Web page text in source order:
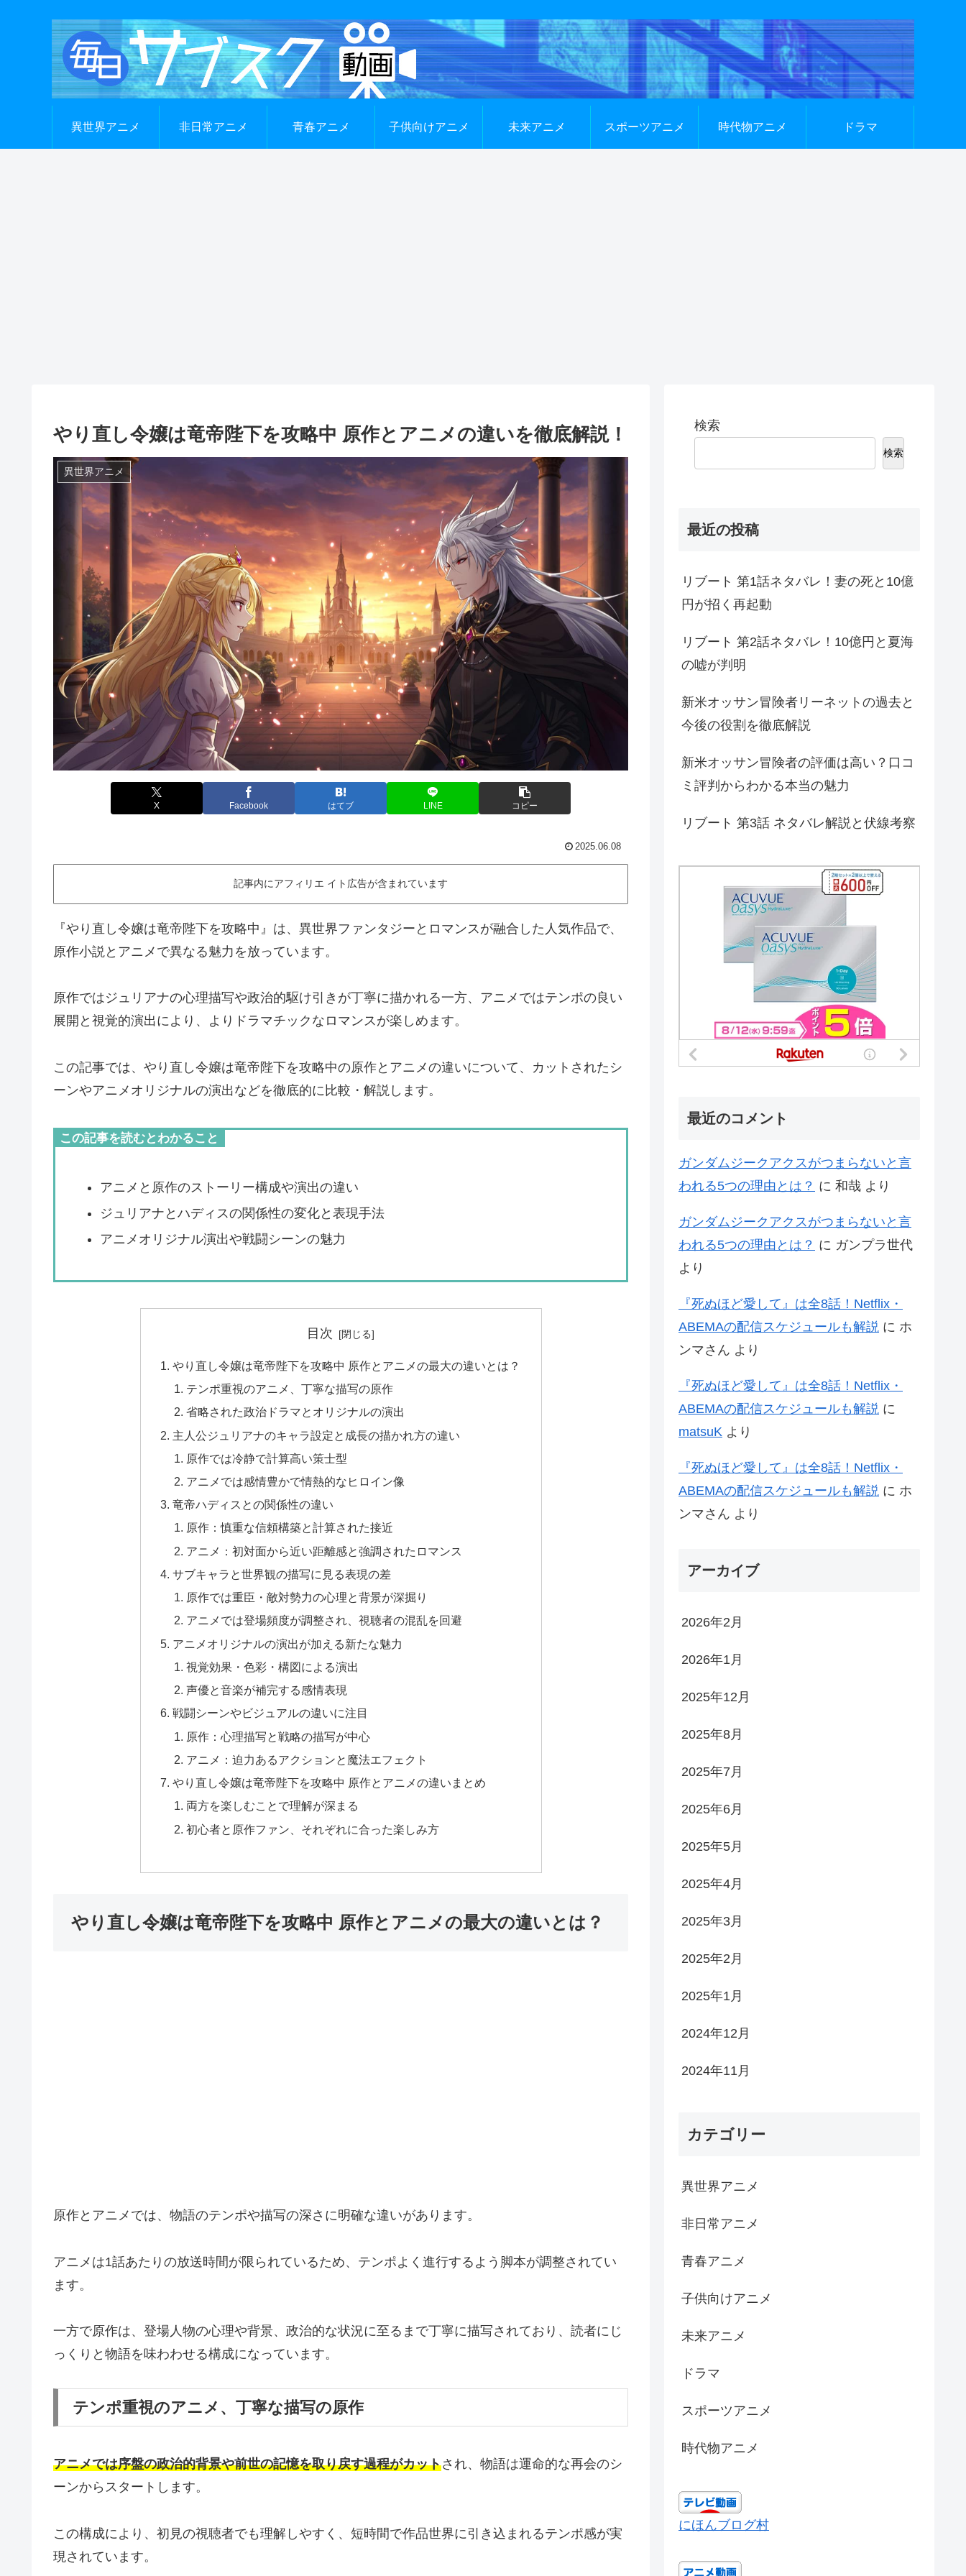
異世界アニメ 非日常アニメ 青春アニメ 子供向けアニメ 未来アニメ スポーツアニメ 時代物アニメ ドラマ
やり直し令嬢は竜帝陛下を攻略中 原作とアニメの違いを徹底解説！
異世界アニメ
X Facebook はてブ LINE コピー
2025.06.08
記事内にアフィリエ イト広告が含まれています
『やり直し令嬢は竜帝陛下を攻略中』は、異世界ファンタジーとロマンスが融合した人気作品で、
原作小説とアニメで異なる魅力を放っています。
原作ではジュリアナの心理描写や政治的駆け引きが丁寧に描かれる一方、アニメではテンポの良い
展開と視覚的演出により、よりドラマチックなロマンスが楽しめます。
この記事では、やり直し令嬢は竜帝陛下を攻略中の原作とアニメの違いについて、カットされたシ
ーンやアニメオリジナルの演出などを徹底的に比較・解説します。
この記事を読むとわかること
アニメと原作のストーリー構成や演出の違い
ジュリアナとハディスの関係性の変化と表現手法
アニメオリジナル演出や戦闘シーンの魅力
目次
やり直し令嬢は竜帝陛下を攻略中 原作とアニメの最大の違いとは？
テンポ重視のアニメ、丁寧な描写の原作
省略された政治ドラマとオリジナルの演出
主人公ジュリアナのキャラ設定と成長の描かれ方の違い
原作では冷静で計算高い策士型
アニメでは感情豊かで情熱的なヒロイン像
竜帝ハディスとの関係性の違い
原作：慎重な信頼構築と計算された接近
アニメ：初対面から近い距離感と強調されたロマンス
サブキャラと世界観の描写に見る表現の差
原作では重臣・敵対勢力の心理と背景が深掘り
アニメでは登場頻度が調整され、視聴者の混乱を回避
アニメオリジナルの演出が加える新たな魅力
視覚効果・色彩・構図による演出
声優と音楽が補完する感情表現
戦闘シーンやビジュアルの違いに注目
原作：心理描写と戦略の描写が中心
アニメ：迫力あるアクションと魔法エフェクト
やり直し令嬢は竜帝陛下を攻略中 原作とアニメの違いまとめ
両方を楽しむことで理解が深まる
初心者と原作ファン、それぞれに合った楽しみ方
やり直し令嬢は竜帝陛下を攻略中 原作とアニメの最大の違いとは？
原作とアニメでは、物語のテンポや描写の深さに明確な違いがあります。
アニメは1話あたりの放送時間が限られているため、テンポよく進行するよう脚本が調整されてい
ます。
一方で原作は、登場人物の心理や背景、政治的な状況に至るまで丁寧に描写されており、読者にじ
っくりと物語を味わわせる構成になっています。
テンポ重視のアニメ、丁寧な描写の原作
アニメでは序盤の政治的背景や前世の記憶を取り戻す過程がカットされ、物語は運命的な再会のシ
ーンからスタートします。
この構成により、初見の視聴者でも理解しやすく、短時間で作品世界に引き込まれるテンポ感が実
現されています。
検索
検索
最近の投稿
リブート 第1話ネタバレ！妻の死と10億
円が招く再起動
リブート 第2話ネタバレ！10億円と夏海
の嘘が判明
新米オッサン冒険者リーネットの過去と
今後の役割を徹底解説
新米オッサン冒険者の評価は高い？口コ
ミ評判からわかる本当の魅力
リブート 第3話 ネタバレ解説と伏線考察
最近のコメント
ガンダムジークアクスがつまらないと言
われる5つの理由とは？ に 和哉 より
ガンダムジークアクスがつまらないと言
われる5つの理由とは？ に ガンプラ世代
より
『死ぬほど愛して』は全8話！Netflix・
ABEMAの配信スケジュールも解説 に ホ
ンマさん より
『死ぬほど愛して』は全8話！Netflix・
ABEMAの配信スケジュールも解説 に
matsuK より
『死ぬほど愛して』は全8話！Netflix・
ABEMAの配信スケジュールも解説 に ホ
ンマさん より
アーカイブ
2026年2月
2026年1月
2025年12月
2025年8月
2025年7月
2025年6月
2025年5月
2025年4月
2025年3月
2025年2月
2025年1月
2024年12月
2024年11月
カテゴリー
異世界アニメ
非日常アニメ
青春アニメ
子供向けアニメ
未来アニメ
ドラマ
スポーツアニメ
時代物アニメ
にほんブログ村